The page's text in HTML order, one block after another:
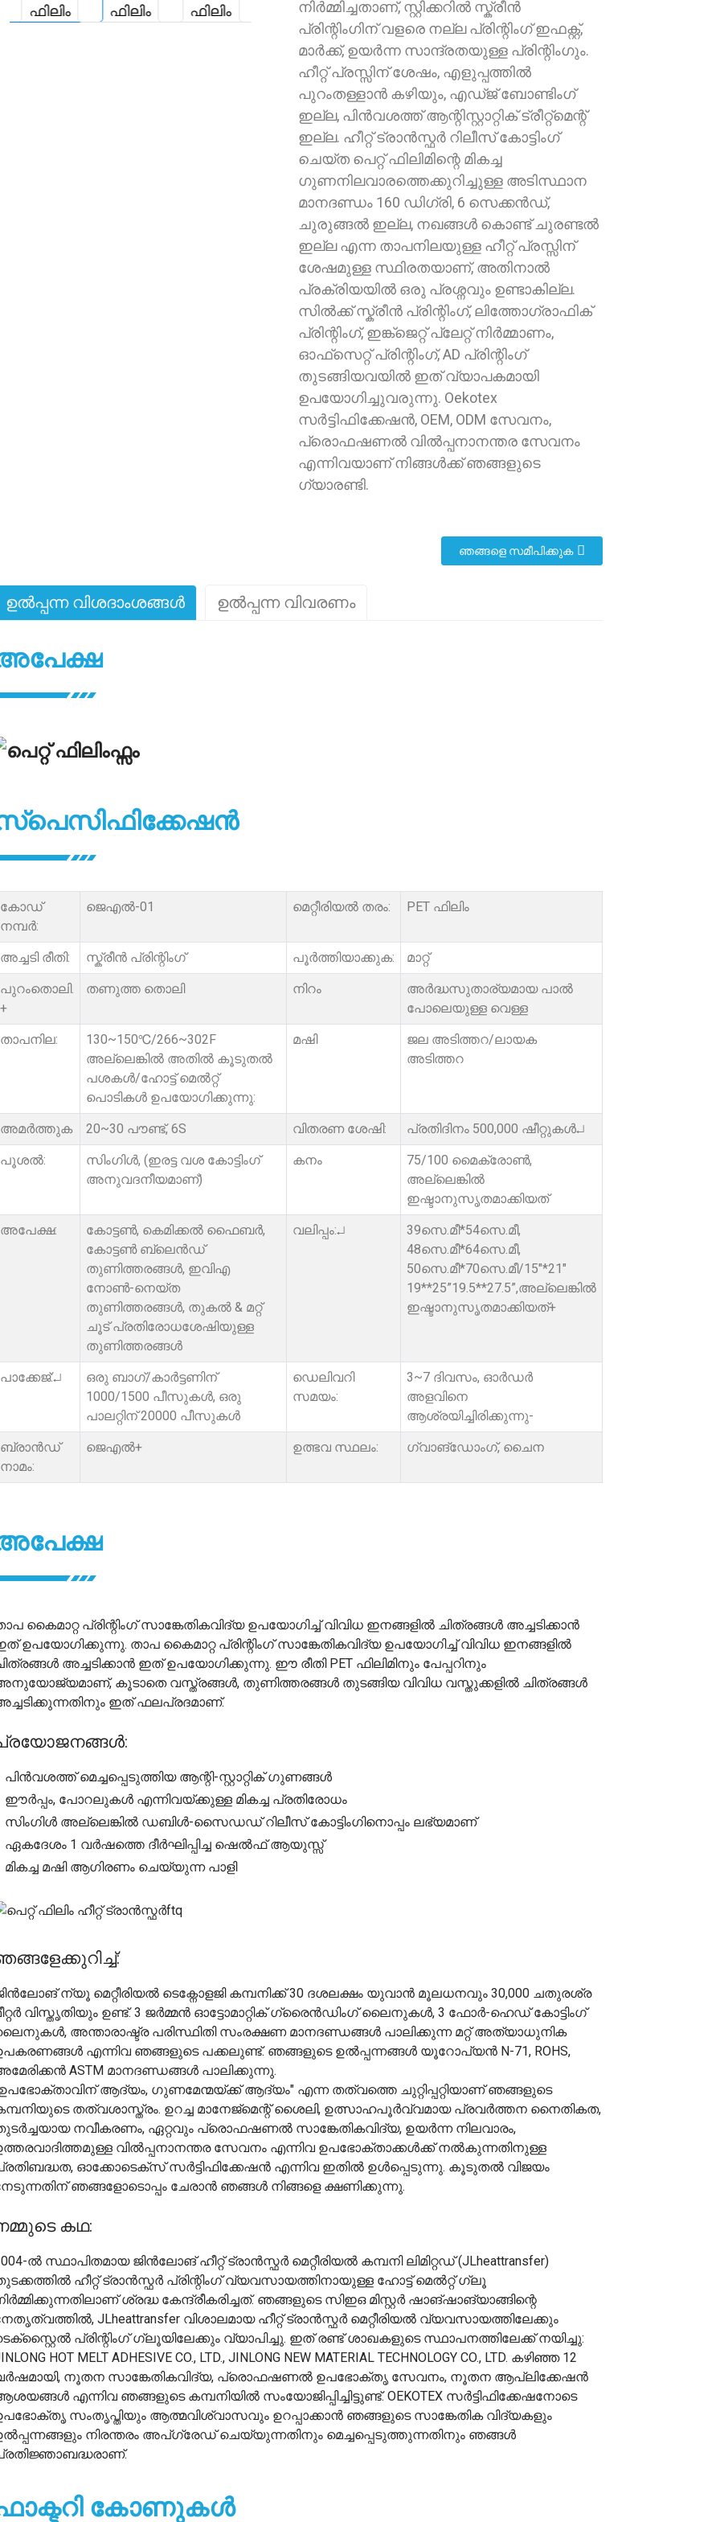
നിർമ്മിച്ചതാണ്, സ്റ്റിക്കറിൽ സ്ക്രീൻ
പ്രിന്റിംഗിന് വളരെ നല്ല പ്രിന്റിംഗ് ഇഫക്റ്റ്,
മാർക്ക്, ഉയർന്ന സാന്ദ്രതയുള്ള പ്രിന്റിംഗും.
ഹീറ്റ് പ്രസ്സിന് ശേഷം, എളുപ്പത്തിൽ
പുറംതള്ളാൻ കഴിയും, എഡ്ജ് ബോണ്ടിംഗ്
ഇല്ല, പിൻവശത്ത് ആന്റിസ്റ്റാറ്റിക് ട്രീറ്റ്മെന്റ്
ഇല്ല. ഹീറ്റ് ട്രാൻസ്ഫർ റിലീസ് കോട്ടിംഗ്
ചെയ്ത പെറ്റ് ഫിലിമിന്റെ മികച്ച
ഗുണനിലവാരത്തെക്കുറിച്ചുള്ള അടിസ്ഥാന
മാനദണ്ഡം 160 ഡിഗ്രി, 6 സെക്കൻഡ്,
ചുരുങ്ങൽ ഇല്ല, നഖങ്ങൾ കൊണ്ട് ചുരണ്ടൽ
ഇല്ല എന്ന താപനിലയുള്ള ഹീറ്റ് പ്രസ്സിന്
ശേഷമുള്ള സ്ഥിരതയാണ്, അതിനാൽ
പ്രക്രിയയിൽ ഒരു പ്രശ്നവും ഉണ്ടാകില്ല.
സിൽക്ക് സ്ക്രീൻ പ്രിന്റിംഗ്, ലിത്തോഗ്രാഫിക്
പ്രിന്റിംഗ്, ഇങ്ക്ജെറ്റ് പ്ലേറ്റ് നിർമ്മാണം,
ഓഫ്‌സെറ്റ് പ്രിന്റിംഗ്, AD പ്രിന്റിംഗ്
തുടങ്ങിയവയിൽ ഇത് വ്യാപകമായി
ഉപയോഗിച്ചുവരുന്നു. Oekotex
സർട്ടിഫിക്കേഷൻ, OEM, ODM സേവനം,
പ്രൊഫഷണൽ വിൽപ്പനാനന്തര സേവനം
എന്നിവയാണ് നിങ്ങൾക്ക് ഞങ്ങളുടെ
ഗ്യാരണ്ടി.
ഞങ്ങളെ സമീപിക്കുക
ഉൽപ്പന്ന വിശദാംശങ്ങൾ ഉൽപ്പന്ന വിവരണം
കോഡ്
നമ്പർ:
ജെഎൽ-01 മെറ്റീരിയൽ തരം: PET ഫിലിം
അച്ചടി രീതി: സ്ക്രീൻ പ്രിന്റിംഗ് പൂർത്തിയാക്കുക: മാറ്റ്
പുറംതൊലി.
+
തണുത്ത തൊലി നിറം
അർദ്ധസുതാര്യമായ പാൽ
പോലെയുള്ള വെള്ള
താപനില:
130~150℃/266~302F
അല്ലെങ്കിൽ അതിൽ കൂടുതൽ
പശകൾ/ഹോട്ട് മെൽറ്റ്
പൊടികൾ ഉപയോഗിക്കുന്നു:
മഷി
ജല അടിത്തറ/ലായക
അടിത്തറ
അമർത്തുക 20~30 പൗണ്ട്, 6S വിതരണ ശേഷി: പ്രതിദിനം 500,000 ഷീറ്റുകൾ↵
പൂശൽ:
സിംഗിൾ, (ഇരട്ട വശ കോട്ടിംഗ്
അനുവദനീയമാണ്)
കനം
75/100 മൈക്രോൺ,
അല്ലെങ്കിൽ
ഇഷ്ടാനുസൃതമാക്കിയത്
അപേക്ഷ:
കോട്ടൺ, കെമിക്കൽ ഫൈബർ,
കോട്ടൺ ബ്ലെൻഡ്
തുണിത്തരങ്ങൾ, ഇവിഎ
നോൺ-നെയ്ത
തുണിത്തരങ്ങൾ, തുകൽ & മറ്റ്
ചൂട് പ്രതിരോധശേഷിയുള്ള
തുണിത്തരങ്ങൾ
വലിപ്പം:↵
39സെ.മീ*54സെ.മീ,
48സെ.മീ*64സെ.മീ,
50സെ.മീ*70സെ.മീ/15"*21"
19**25”19.5**27.5”,അല്ലെങ്കിൽ
ഇഷ്ടാനുസൃതമാക്കിയത്+
പാക്കേജ്:↵
ഒരു ബാഗ്/കാർട്ടണിന്
1000/1500 പീസുകൾ, ഒരു
പാലറ്റിന് 20000 പീസുകൾ
ഡെലിവറി
സമയം:
3~7 ദിവസം, ഓർഡർ
അളവിനെ
ആശ്രയിച്ചിരിക്കുന്നു-
ബ്രാൻഡ്
നാമം:
ജെഎൽ+ ഉത്ഭവ സ്ഥലം: ഗ്വാങ്‌ഡോംഗ്, ചൈന
കൈമാറ്റ പ്രിന്റിംഗ് സാങ്കേതികവിദ്യ ഉപയോഗിച്ച് വിവിധ ഇനങ്ങളിൽ ചിത്രങ്ങൾ അച്ചടിക്കാൻ
ഉപയോഗിക്കുന്നു. താപ കൈമാറ്റ പ്രിന്റിംഗ് സാങ്കേതികവിദ്യ ഉപയോഗിച്ച് വിവിധ ഇനങ്ങളിൽ
അച്ചടിക്കാൻ ഇത് ഉപയോഗിക്കുന്നു. ഈ രീതി PET ഫിലിമിനും പേപ്പറിനും
കൂടാതെ വസ്ത്രങ്ങൾ, തുണിത്തരങ്ങൾ തുടങ്ങിയ വിവിധ വസ്തുക്കളിൽ ചിത്രങ്ങൾ
ഇത് ഫലപ്രദമാണ്.
പിൻവശത്ത് മെച്ചപ്പെടുത്തിയ ആന്റി-സ്റ്റാറ്റിക് ഗുണങ്ങൾ
ഈർപ്പം, പോറലുകൾ എന്നിവയ്ക്കുള്ള മികച്ച പ്രതിരോധം
സിംഗിൾ അല്ലെങ്കിൽ ഡബിൾ-സൈഡഡ് റിലീസ് കോട്ടിംഗിനൊപ്പം ലഭ്യമാണ്
ഏകദേശം 1 വർഷത്തെ ദീർഘിപ്പിച്ച ഷെൽഫ് ആയുസ്സ്
മികച്ച മഷി ആഗിരണം ചെയ്യുന്ന പാളി
ന്യൂ മെറ്റീരിയൽ ടെക്നോളജി കമ്പനിക്ക് 30 ദശലക്ഷം യുവാൻ മൂലധനവും 30,000 ചതുരശ്ര
വിസ്തൃതിയും ഉണ്ട്. 3 ജർമ്മൻ ഓട്ടോമാറ്റിക് ഗ്രൈൻഡിംഗ് ലൈനുകൾ, 3 ഫോർ-ഹെഡ് കോട്ടിംഗ്
അന്താരാഷ്ട്ര പരിസ്ഥിതി സംരക്ഷണ മാനദണ്ഡങ്ങൾ പാലിക്കുന്ന മറ്റ് അത്യാധുനിക
എന്നിവ ഞങ്ങളുടെ പക്കലുണ്ട്. ഞങ്ങളുടെ ഉൽപ്പന്നങ്ങൾ യൂറോപ്യൻ N-71, ROHS,
ASTM മാനദണ്ഡങ്ങൾ പാലിക്കുന്നു.
ആദ്യം, ഗുണമേന്മയ്ക്ക് ആദ്യം" എന്ന തത്വത്തെ ചുറ്റിപ്പറ്റിയാണ് ഞങ്ങളുടെ
തത്വശാസ്ത്രം. ഉറച്ച മാനേജ്മെന്റ് ശൈലി, ഉത്സാഹപൂർവ്വമായ പ്രവർത്തന നൈതികത,
നവീകരണം, ഏറ്റവും പ്രൊഫഷണൽ സാങ്കേതികവിദ്യ, ഉയർന്ന നിലവാരം,
വിൽപ്പനാനന്തര സേവനം എന്നിവ ഉപഭോക്താക്കൾക്ക് നൽകുന്നതിനുള്ള
ഓക്കോടെക്സ് സർട്ടിഫിക്കേഷൻ എന്നിവ ഇതിൽ ഉൾപ്പെടുന്നു. കൂടുതൽ വിജയം
ഞങ്ങളോടൊപ്പം ചേരാൻ ഞങ്ങൾ നിങ്ങളെ ക്ഷണിക്കുന്നു.
കഥ:
ൽ സ്ഥാപിതമായ ജിൻലോങ് ഹീറ്റ് ട്രാൻസ്ഫർ മെറ്റീരിയൽ കമ്പനി ലിമിറ്റഡ് (JLheattransfer)
ഹീറ്റ് ട്രാൻസ്ഫർ പ്രിന്റിംഗ് വ്യവസായത്തിനായുള്ള ഹോട്ട് മെൽറ്റ് ഗ്ലൂ
ശ്രദ്ധ കേന്ദ്രീകരിച്ചത്. ഞങ്ങളുടെ സിഇഒ മിസ്റ്റർ ഷാങ്‌ഷാങ്‌യാങ്ങിന്റെ
JLheattransfer വിശാലമായ ഹീറ്റ് ട്രാൻസ്ഫർ മെറ്റീരിയൽ വ്യവസായത്തിലേക്കും
പ്രിന്റിംഗ് ഗ്ലൂയിലേക്കും വ്യാപിച്ചു. ഇത് രണ്ട് ശാഖകളുടെ സ്ഥാപനത്തിലേക്ക് നയിച്ചു:
HOT MELT ADHESIVE CO., LTD., JINLONG NEW MATERIAL TECHNOLOGY CO., LTD. കഴിഞ്ഞ 12
നൂതന സാങ്കേതികവിദ്യ, പ്രൊഫഷണൽ ഉപഭോക്തൃ സേവനം, നൂതന ആപ്ലിക്കേഷൻ
എന്നിവ ഞങ്ങളുടെ കമ്പനിയിൽ സംയോജിപ്പിച്ചിട്ടുണ്ട്. OEKOTEX സർട്ടിഫിക്കേഷനോടെ
സംതൃപ്തിയും ആത്മവിശ്വാസവും ഉറപ്പാക്കാൻ ഞങ്ങളുടെ സാങ്കേതിക വിദ്യകളും
നിരന്തരം അപ്‌ഗ്രേഡ് ചെയ്യുന്നതിനും മെച്ചപ്പെടുത്തുന്നതിനും ഞങ്ങൾ
കോണുകൾ